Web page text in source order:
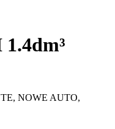
NOWE AUTO,